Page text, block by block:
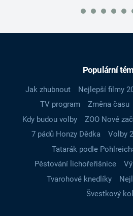
Populární
Jak zhubnout Nejlepší filmy
TV program
Změna času
Kdy budou volby
ZOO Nové
7 pádů Honzy Dědka
Volby
Tatarák podle
Pěstování lichořeřišnice
Tvarohové knedlíky
Švestkový